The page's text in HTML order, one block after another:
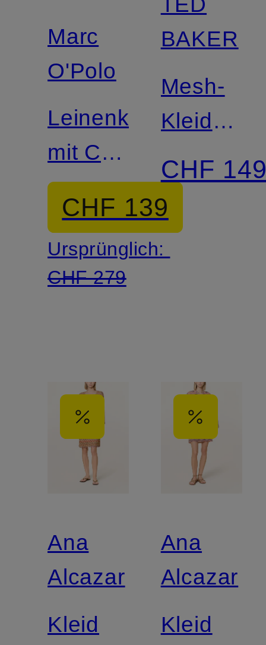
Marc
O'Polo
Leinenkleid
mit Cut-
outs
CHF 139
Ursprünglich:
CHF 279
BAKER
Mesh-
Kleid
ELYRA
CHF
Ana
Alcazar
Kleid
Ana
Alcazar
Kleid